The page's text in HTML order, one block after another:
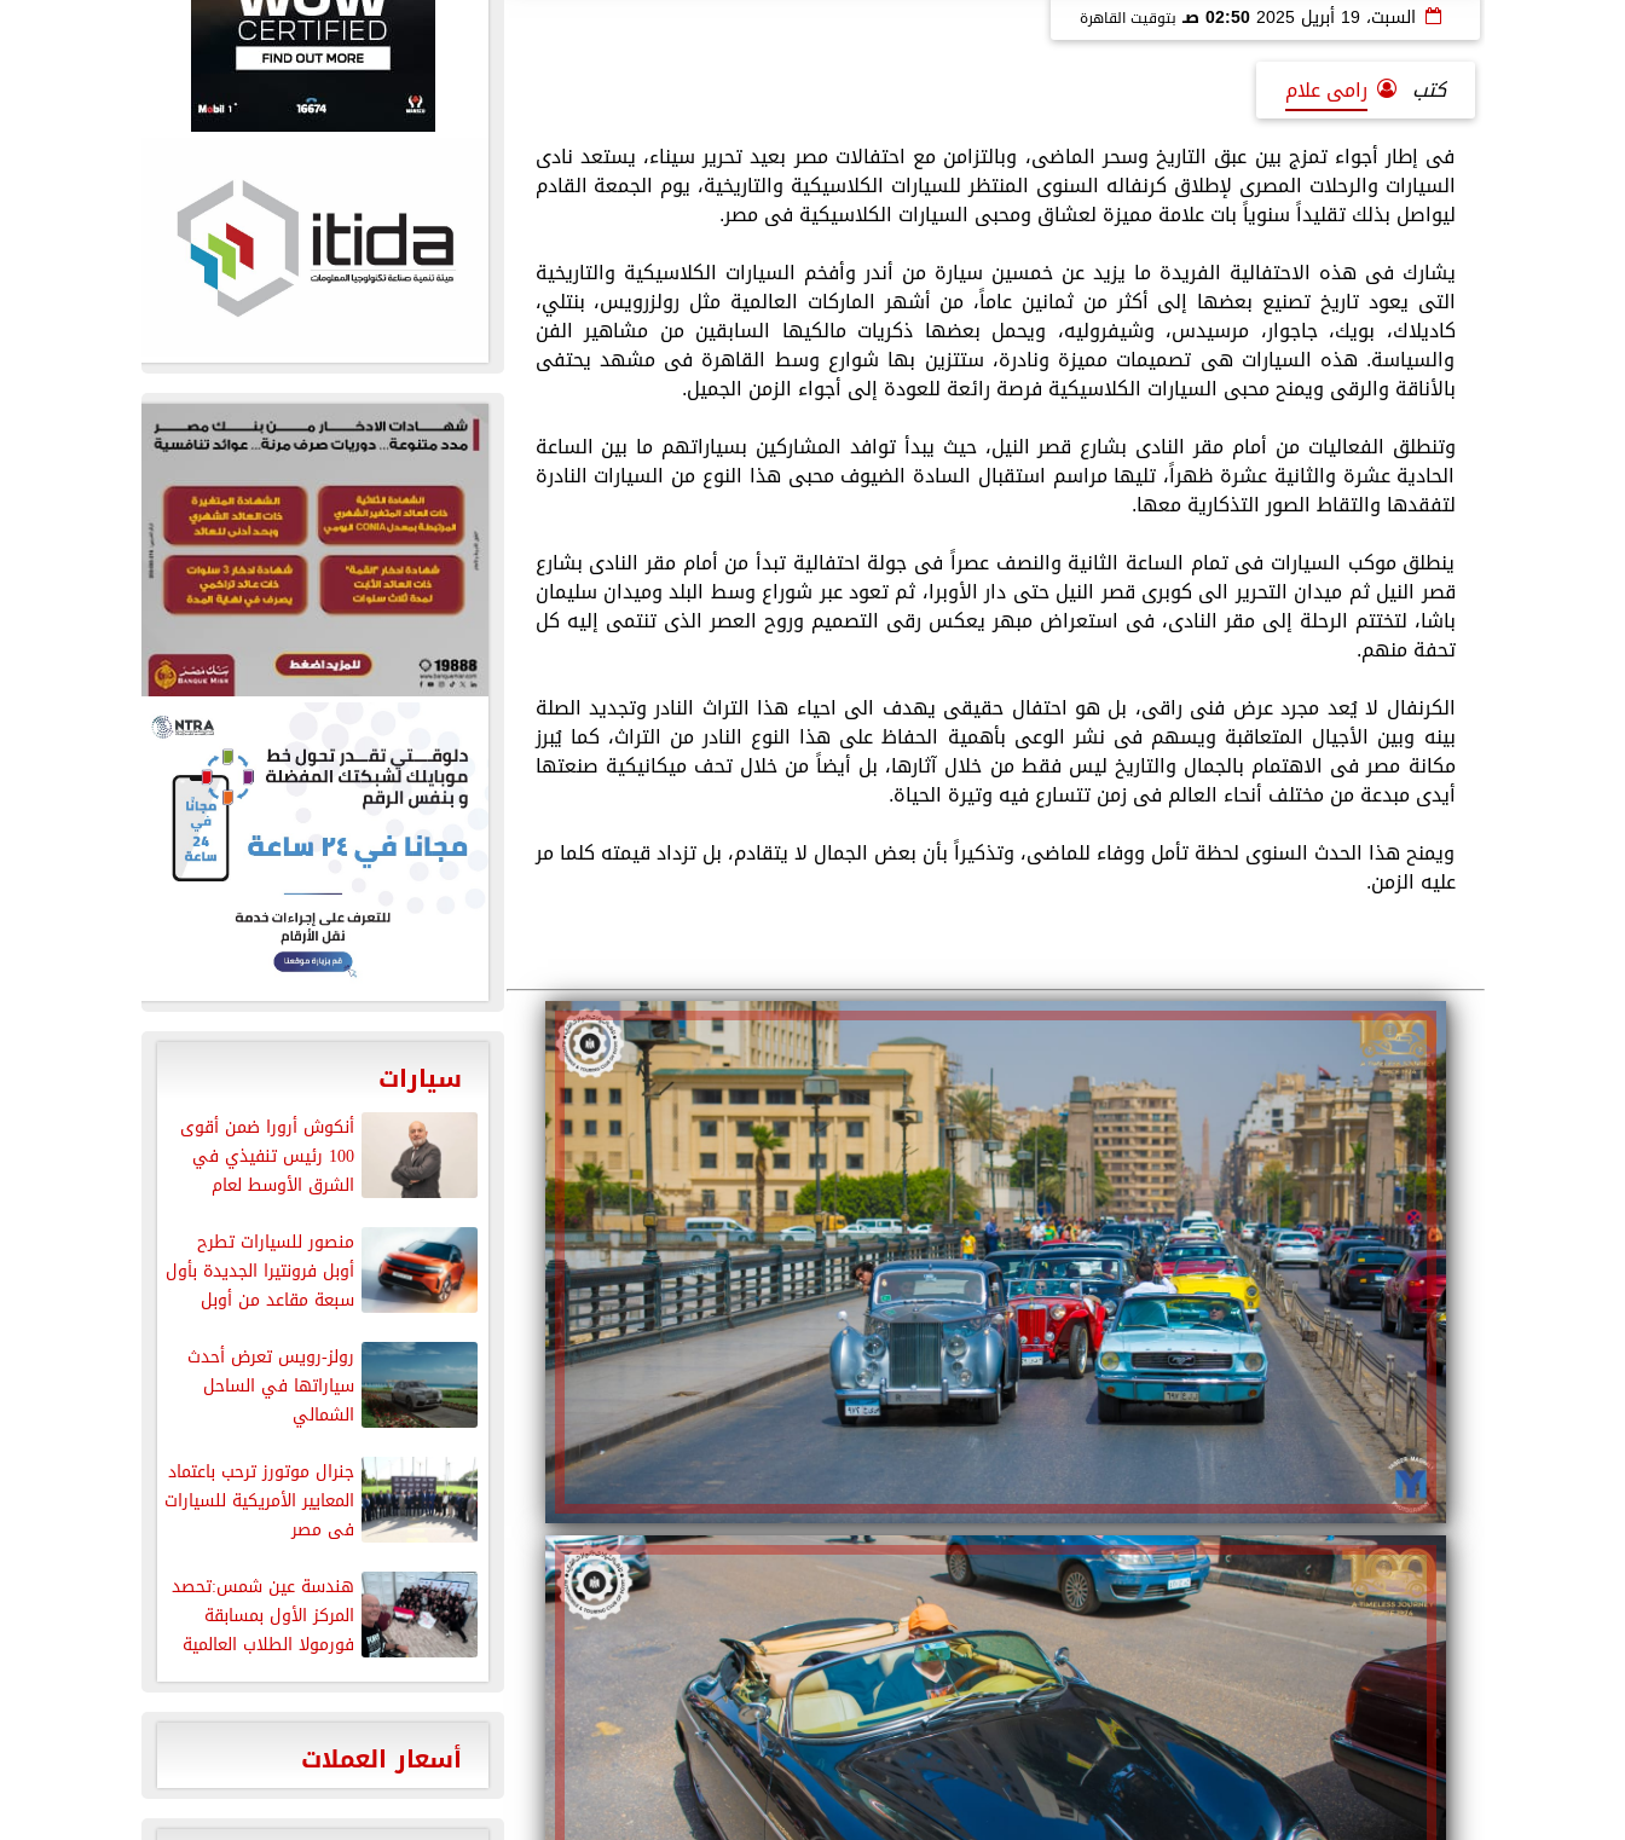
السبت، 19 أبريل 2025 02:50 صـ بتوقيت القاهرة
كتب
رامى علام
فى إطار أجواء تمزج بين عبق التاريخ وسحر الماضى، وبالتزامن مع احتفالات مصر بعيد تحرير سيناء، يستعد نادى
السيارات والرحلات المصرى لإطلاق كرنفاله السنوى المنتظر للسيارات الكلاسيكية والتاريخية، يوم الجمعة القادم
ليواصل بذلك تقليداً سنوياً بات علامة مميزة لعشاق ومحبى السيارات الكلاسيكية فى مصر.
يشارك فى هذه الاحتفالية الفريدة ما يزيد عن خمسين سيارة من أندر وأفخم السيارات الكلاسيكية والتاريخية
التى يعود تاريخ تصنيع بعضها إلى أكثر من ثمانين عاماً، من أشهر الماركات العالمية مثل رولزرويس، بنتلي،
كاديلاك، بويك، جاجوار، مرسيدس، وشيفروليه، ويحمل بعضها ذكريات مالكيها السابقين من مشاهير الفن
والسياسة. هذه السيارات هى تصميمات مميزة ونادرة، ستتزين بها شوارع وسط القاهرة فى مشهد يحتفى
بالأناقة والرقى ويمنح محبى السيارات الكلاسيكية فرصة رائعة للعودة إلى أجواء الزمن الجميل.
وتنطلق الفعاليات من أمام مقر النادى بشارع قصر النيل، حيث يبدأ توافد المشاركين بسياراتهم ما بين الساعة
الحادية عشرة والثانية عشرة ظهراً، تليها مراسم استقبال السادة الضيوف محبى هذا النوع من السيارات النادرة
لتفقدها والتقاط الصور التذكارية معها.
ينطلق موكب السيارات فى تمام الساعة الثانية والنصف عصراً فى جولة احتفالية تبدأ من أمام مقر النادى بشارع
قصر النيل ثم ميدان التحرير الى كوبرى قصر النيل حتى دار الأوبرا، ثم تعود عبر شوراع وسط البلد وميدان سليمان
باشا، لتختتم الرحلة إلى مقر النادى، فى استعراض مبهر يعكس رقى التصميم وروح العصر الذى تنتمى إليه كل
تحفة منهم.
الكرنفال لا يُعد مجرد عرض فنى راقى، بل هو احتفال حقيقى يهدف الى احياء هذا التراث النادر وتجديد الصلة
بينه وبين الأجيال المتعاقبة ويسهم فى نشر الوعى بأهمية الحفاظ على هذا النوع النادر من التراث، كما يُبرز
مكانة مصر فى الاهتمام بالجمال والتاريخ ليس فقط من خلال آثارها، بل أيضاً من خلال تحف ميكانيكية صنعتها
أيدى مبدعة من مختلف أنحاء العالم فى زمن تتسارع فيه وتيرة الحياة.
ويمنح هذا الحدث السنوى لحظة تأمل ووفاء للماضى، وتذكيراً بأن بعض الجمال لا يتقادم، بل تزداد قيمته كلما مر
عليه الزمن.
سيارات
أنكوش أرورا ضمن أقوى
100 رئيس تنفيذي في
الشرق الأوسط لعام
منصور للسيارات تطرح
أوبل فرونتيرا الجديدة بأول
سبعة مقاعد من أوبل
رولز-رويس تعرض أحدث
سياراتها في الساحل
الشمالي
جنرال موتورز ترحب باعتماد
المعايير الأمريكية للسيارات
فى مصر
هندسة عين شمس:تحصد
المركز الأول بمسابقة
فورمولا الطلاب العالمية
أسعار العملات